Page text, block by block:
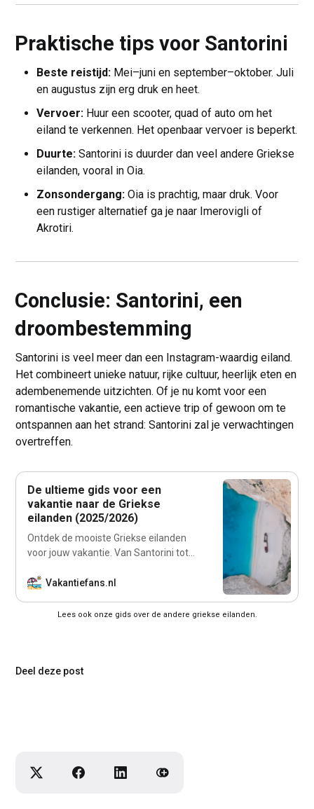
Praktische tips voor Santorini
Beste reistijd: Mei–juni en september–oktober. Juli
en augustus zijn erg druk en heet.
Vervoer: Huur een scooter, quad of auto om het
eiland te verkennen. Het openbaar vervoer is beperkt.
Duurte: Santorini is duurder dan veel andere Griekse
eilanden, vooral in Oia.
Zonsondergang: Oia is prachtig, maar druk. Voor
een rustiger alternatief ga je naar Imerovigli of
Akrotiri.
Conclusie: Santorini, een
droombestemming
Santorini is veel meer dan een Instagram-waardig eiland.
Het combineert unieke natuur, rijke cultuur, heerlijk eten en
adembenemende uitzichten. Of je nu komt voor een
romantische vakantie, een actieve trip of gewoon om te
ontspannen aan het strand: Santorini zal je verwachtingen
overtreffen.
De ultieme gids voor een
vakantie naar de Griekse
eilanden (2025/2026)
Ontdek de mooiste Griekse eilanden
voor jouw vakantie. Van Santorini tot
beste accommodaties. Jouw complete
Vakantiefans.nl
Lees ook onze gids over de andere griekse eilanden.
Deel deze post